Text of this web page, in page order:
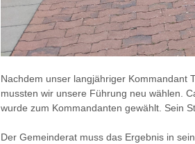
Nachdem unser langjähriger Kommandant
mussten wir unsere Führung neu wählen.
wurde zum Kommandanten gewählt. Sein
Der Gemeinderat muss das Ergebnis in